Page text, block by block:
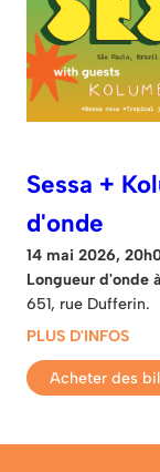
Sessa +
d'onde
14 mai 2026,
Longueur d'onde
651, rue Dufferin.
PLUS D'INFOS
Acheter des